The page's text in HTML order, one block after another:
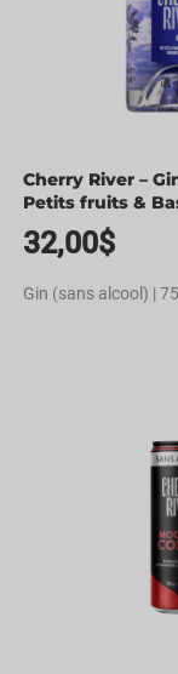
Cherry River –
Petits fruits &
32,00$
Gin (sans alcool) |